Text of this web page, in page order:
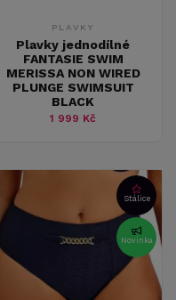
PLAVKY
Plavky jednodílné
FANTASIE SWIM
MERISSA NON WIRED
PLUNGE SWIMSUIT
BLACK
1 999 Kč
Stálice
Novinka